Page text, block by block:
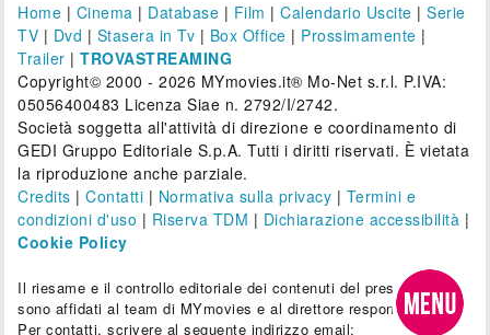
Home | Cinema | Database | Film |Calendario Uscite |Serie
TV | Dvd | Stasera in Tv | Box Office | Prossimamente |
Trailer |TROVASTREAMING
Copyright© 2000 - 2026 MYmovies.it® Mo-Net s.r.l. P.IVA:
05056400483 Licenza Siae n. 2792/I/2742.
Società soggetta all'attività di direzione e coordinamento di
GEDI Gruppo Editoriale S.p.A. Tutti i diritti riservati. È vietata
la riproduzione anche parziale.
Credits |Contatti | Normativa sulla privacy | Termini e
condizioni d'uso | Riserva TDM | Dichiarazione accessibilità |
Cookie Policy
Il riesame e il controllo editoriale dei contenuti del presente sito
sono affidati al team di MYmovies e al direttore responsabile.
Per contatti, scrivere al seguente indirizzo email: